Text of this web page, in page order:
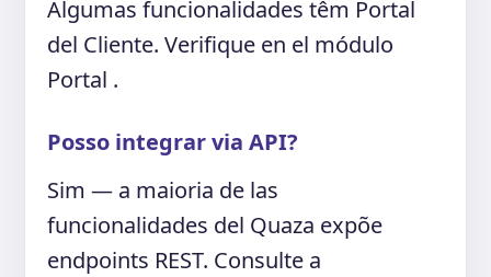
Algumas funcionalidades têm Portal
del Cliente. Verifique en el módulo
Portal .
Posso integrar via API?
Sim — a maioria de las
funcionalidades del Quaza expõe
endpoints REST. Consulte a